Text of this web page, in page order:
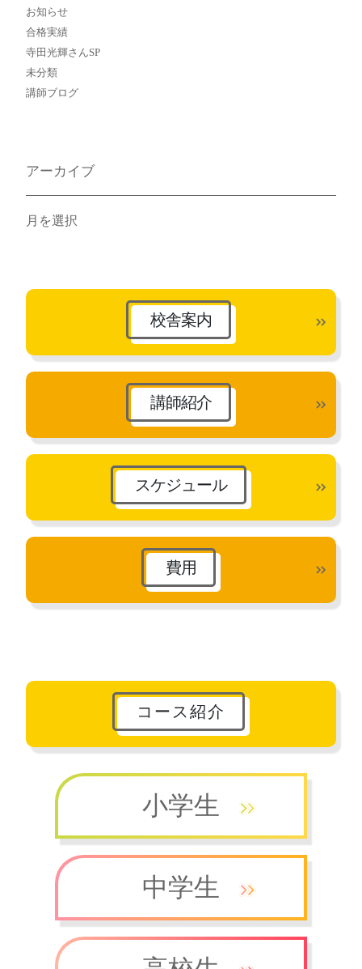
お知らせ
合格実績
寺田光輝さんSP
未分類
講師ブログ
アーカイブ
ア
ブ
校舎案内
講師紹介
スケジュール
費用
コース紹介
小学生
中学生